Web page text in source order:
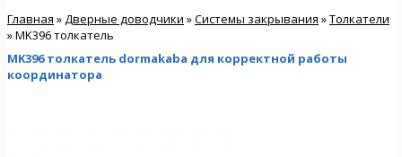
Главная » Дверные доводчики »Cистемы закрывания »Толкатели
» MK396 толкатель
MK396 толкатель dormakaba для корректной работы
координатора